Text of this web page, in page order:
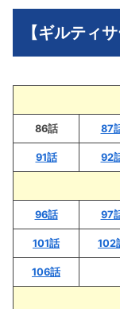
【ギルティ
86話 87
91話 92
96話 97
101話 102
106話